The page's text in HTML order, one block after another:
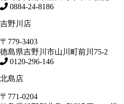
0884-24-8186
吉野川店
〒779-3403
徳島県吉野川市山川町前川75-2
0120-296-146
北島店
〒771-0204